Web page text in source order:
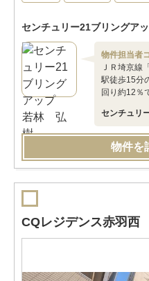
センチュリー21ブリングア
物件担当者
ＪＲ埼京線
駅徒歩15分
回り約12％
センチュリ
物件を
CQレジデンス赤羽西